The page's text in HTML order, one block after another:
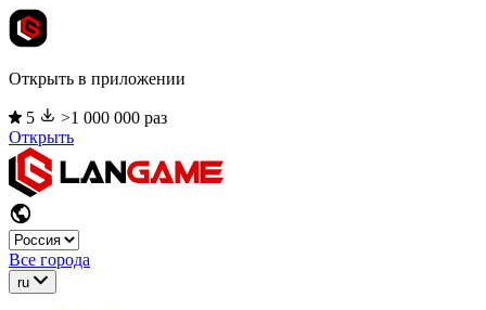
Открыть в приложении
5
>1 000 000 раз
Открыть
Все города
ru